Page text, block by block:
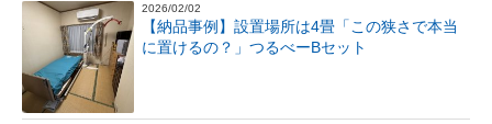
2026/02/02
【納品事例】設置場所は4畳「この狭さで本当
に置けるの？」つるべーBセット